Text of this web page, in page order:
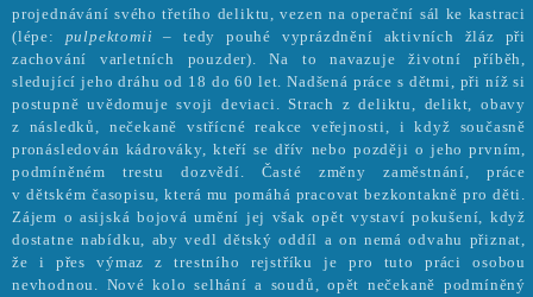
projednávání svého třetího deliktu, vezen na operační sál ke kastraci
(lépe: pulpektomii – tedy pouhé vyprázdnění aktivních žláz při
zachování varletních pouzder). Na to navazuje životní příběh,
sledující jeho dráhu od 18 do 60 let. Nadšená práce s dětmi, při níž si
postupně uvědomuje svoji deviaci. Strach z deliktu, delikt, obavy
z následků, nečekaně vstřícné reakce veřejnosti, i když současně
pronásledován kádrováky, kteří se dřív nebo později o jeho prvním,
podmíněném trestu dozvědí. Časté změny zaměstnání, práce
v dětském časopisu, která mu pomáhá pracovat bezkontakně pro děti.
Zájem o asijská bojová umění jej však opět vystaví pokušení, když
dostatne nabídku, aby vedl dětský oddíl a on nemá odvahu přiznat,
že i přes výmaz z trestního rejstříku je pro tuto práci osobou
nevhodnou. Nové kolo selhání a soudů, opět nečekaně podmíněný